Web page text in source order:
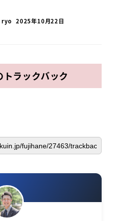
ryo 2025年10月22日
ラックバック